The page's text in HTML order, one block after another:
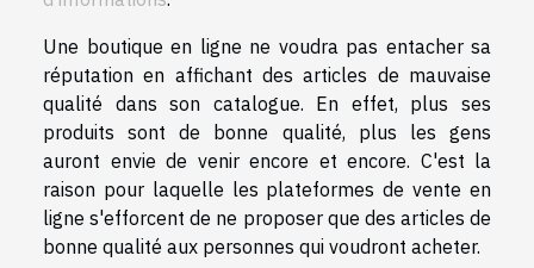
Une boutique en ligne ne voudra pas entacher sa
réputation en affichant des articles de mauvaise
qualité dans son catalogue. En effet, plus ses
produits sont de bonne qualité, plus les gens
auront envie de venir encore et encore. C'est la
raison pour laquelle les plateformes de vente en
ligne s'efforcent de ne proposer que des articles de
bonne qualité aux personnes qui voudront acheter.